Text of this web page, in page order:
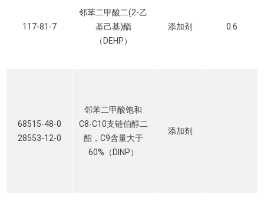
117-81-7
邻苯二甲酸二(2-乙
基己基)酯
（DEHP）
添加剂 0.6
68515-48-0
28553-12-0
邻苯二甲酸饱和
C8-C10支链伯醇二
酯，C9含量大于
60%（DINP）
添加剂